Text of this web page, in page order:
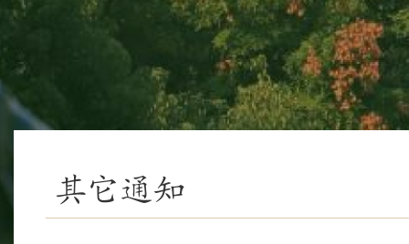
其它通知